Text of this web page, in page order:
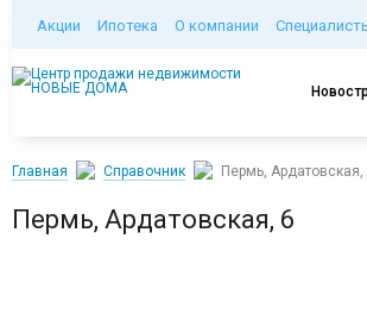
Акции Ипотека О компании
Главная Справочник Пермь, Ардатовская,
Пермь, Ардатовская, 6